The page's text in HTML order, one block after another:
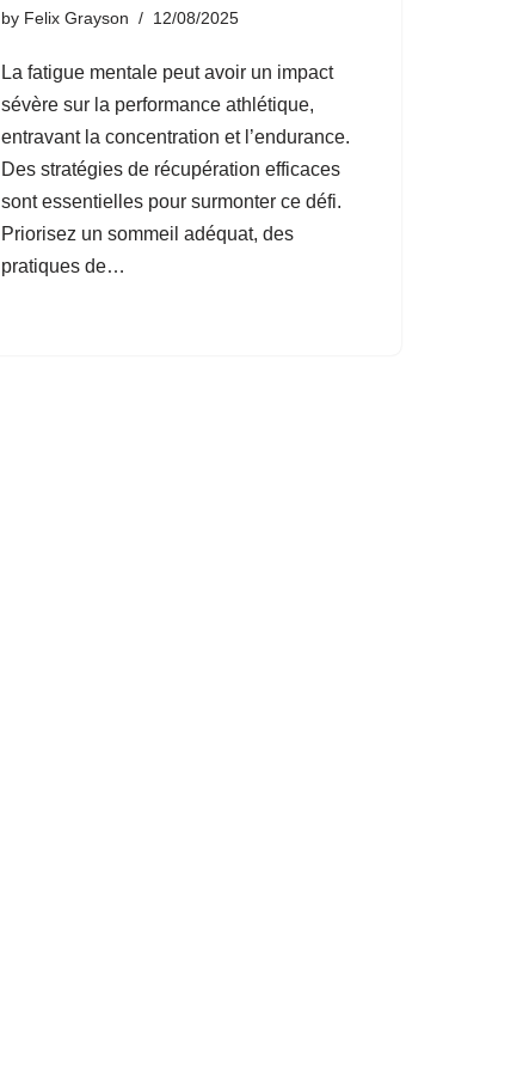
by Felix Grayson 12/08/2025
La fatigue mentale peut avoir un impact
sévère sur la performance athlétique,
entravant la concentration et l’endurance.
Des stratégies de récupération efficaces
sont essentielles pour surmonter ce défi.
Priorisez un sommeil adéquat, des
pratiques de…